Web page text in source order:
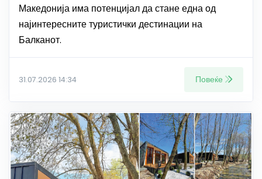
Македонија има потенцијал да стане една од
најинтересните туристички дестинации на
Балканот.
31.07.2026 14:34 Повеќе